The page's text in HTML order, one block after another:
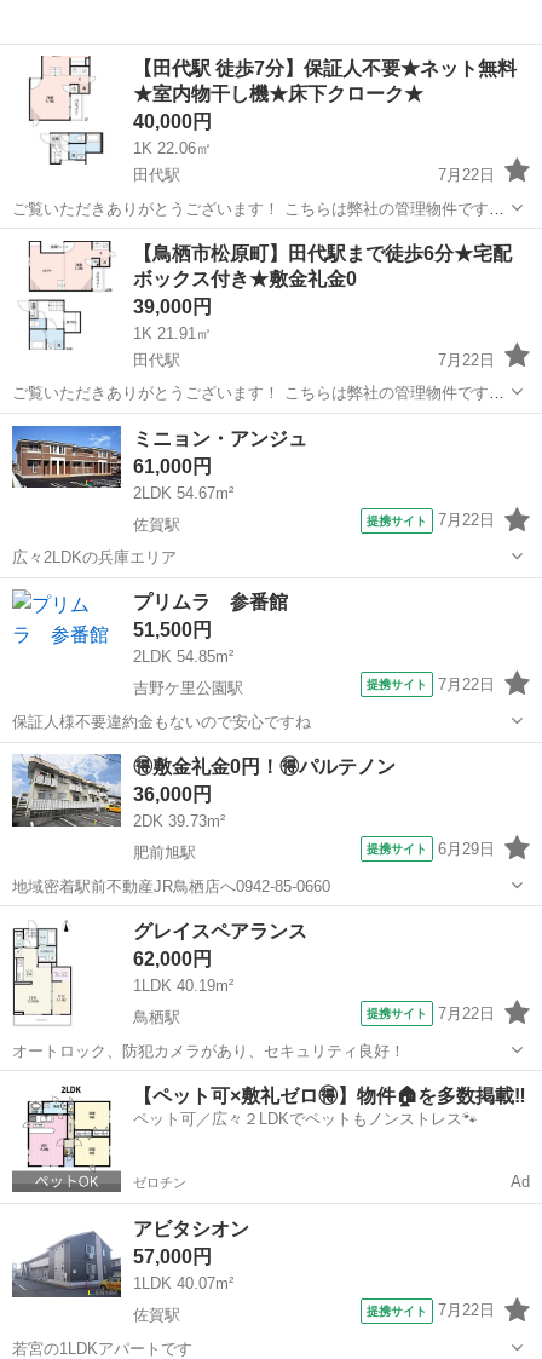
【田代駅 徒歩7分】保証人不要★ネット無料
★室内物干し機★床下クローク★
40,000円
1K 22.06㎡
田代駅
7月22日
ご覧いただきありがとうございます！ こちらは弊社の管理物件です！
即入居、内覧可能です！お問い合わせお待ちしております(^^)♪ －－－
－－－－－－－－－ 物件名：ＣＢ鳥栖ブランシェ 102号室 ★敷金礼
金ゼロ...
佐賀 鳥栖市 田代駅 アパート
【鳥栖市松原町】田代駅まで徒歩6分★宅配
ボックス付き★敷金礼金0
39,000円
1K 21.91㎡
田代駅
7月22日
ご覧いただきありがとうございます！ こちらは弊社の管理物件です！
即入居、内覧可能です！お問い合わせお待ちしております(^^)♪ －－－
佐賀 鳥栖市
ミニョン・アンジュ
61,000円
2LDK 54.67m²
佐賀駅
提携サイト 7月22日
広々2LDKの兵庫エリア
佐賀 佐賀駅 アパート
プリムラ 参番館
51,500円
2LDK 54.85m²
吉野ケ里公園駅
提携サイト 7月22日
保証人様不要違約金もないので安心ですね
佐賀 三養基郡 吉野ケ里公園駅 アパート
🉐敷金礼金0円！🉐パルテノン
36,000円
2DK 39.73m²
肥前旭駅
提携サイト 6月29日
地域密着駅前不動産JR鳥栖店へ0942-85-0660
佐賀 肥前旭駅
グレイスペアランス
62,000円
1LDK 40.19m²
鳥栖駅
提携サイト 7月22日
オートロック、防犯カメラがあり、セキュリティ良好！
鳥栖駅 アパート
【ペット可×敷礼ゼロ🉐】物件🏠を多数掲載‼️
ペット可／広々２LDKでペットもノンストレス🐾
ゼロチン Ad
アビタシオン
57,000円
1LDK 40.07m²
佐賀駅
提携サイト 7月22日
若宮の1LDKアパートです